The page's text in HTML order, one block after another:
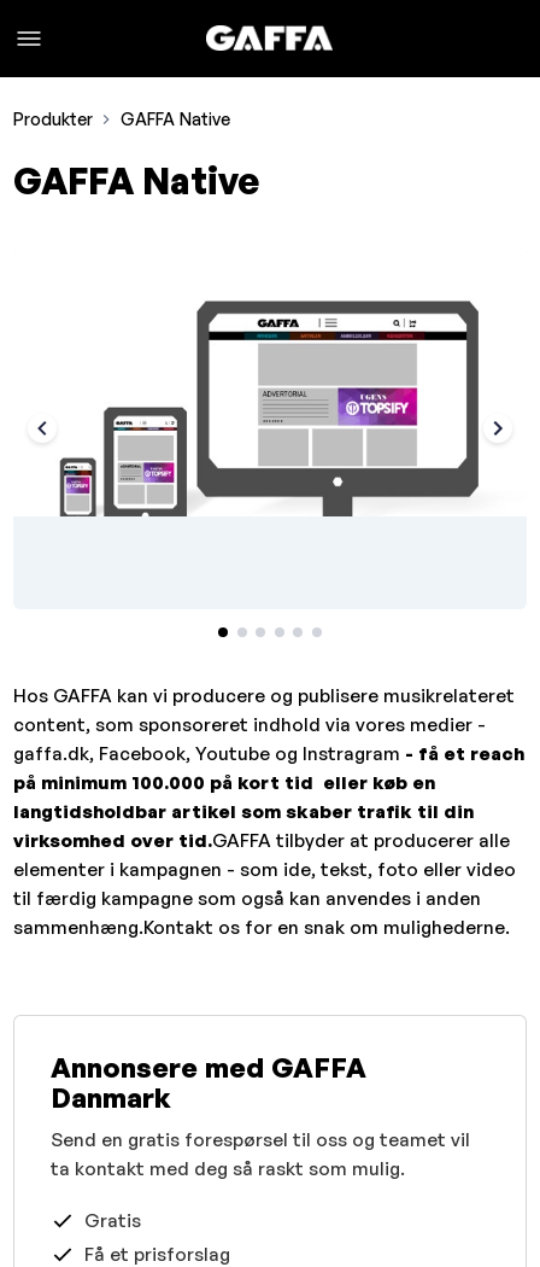
Produkter GAFFA Native
GAFFA Native
Hos GAFFA kan vi producere og publisere musikrelateret
content, som sponsoreret indhold via vores medier -
gaffa.dk, Facebook, Youtube og Instragram - få et reach
på minimum 100.000 på kort tid eller køb en
langtidsholdbar artikel som skaber trafik til din
virksomhed over tid.GAFFA tilbyder at producerer alle
elementer i kampagnen - som ide, tekst, foto eller video
til færdig kampagne som også kan anvendes i anden
sammenhæng.Kontakt os for en snak om mulighederne.
Annonsere med GAFFA
Danmark
Send en gratis forespørsel til oss og teamet vil
ta kontakt med deg så raskt som mulig.
Gratis
Få et prisforslag